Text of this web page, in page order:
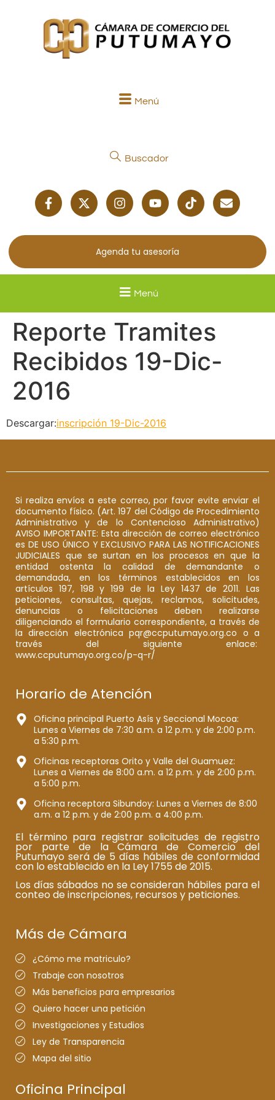
Menú
Buscador
Agenda tu asesoría
Menú
Reporte Tramites
Recibidos 19-Dic-
2016
Descargar:inscripción 19-Dic-2016
Si realiza envíos a este correo, por favor evite enviar el
documento físico. (Art. 197 del Código de Procedimiento
Administrativo y de lo Contencioso Administrativo)
AVISO IMPORTANTE: Esta dirección de correo electrónico
es DE USO ÚNICO Y EXCLUSIVO PARA LAS NOTIFICACIONES
JUDICIALES que se surtan en los procesos en que la
entidad ostenta la calidad de demandante o
demandada, en los términos establecidos en los
artículos 197, 198 y 199 de la Ley 1437 de 2011. Las
peticiones, consultas, quejas, reclamos, solicitudes,
denuncias o felicitaciones deben realizarse
diligenciando el formulario correspondiente, a través de
la dirección electrónica pqr@ccputumayo.org.co o a
través del siguiente enlace:
www.ccputumayo.org.co/p-q-r/
Horario de Atención
Oficina principal Puerto Asís y Seccional Mocoa:
Lunes a Viernes de 7:30 a.m. a 12 p.m. y de 2:00 p.m.
a 5:30 p.m.
Oficinas receptoras Orito y Valle del Guamuez:
Lunes a Viernes de 8:00 a.m. a 12 p.m. y de 2:00 p.m.
a 5:00 p.m.
Oficina receptora Sibundoy: Lunes a Viernes de 8:00
a.m. a 12 p.m. y de 2:00 p.m. a 4:00 p.m.
El término para registrar solicitudes de registro
por parte de la Cámara de Comercio del
Putumayo será de 5 días hábiles de conformidad
con lo establecido en la Ley 1755 de 2015.
Los días sábados no se consideran hábiles para el
conteo de inscripciones, recursos y peticiones.
Más de Cámara
¿Cómo me matriculo?
Trabaje con nosotros
Más beneficios para empresarios
Quiero hacer una petición
Investigaciones y Estudios
Ley de Transparencia
Mapa del sitio
Oficina Principal